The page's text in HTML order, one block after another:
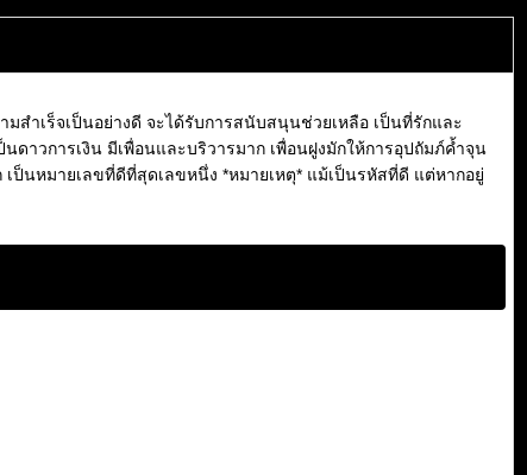
ำเร็จเป็นอย่างดี จะได้รับการสนับสนุนช่วยเหลือ เป็นที่รักและ
าวการเงิน มีเพื่อนและบริวารมาก เพื่อนฝูงมักให้การอุปถัมภ์ค้ำจุน
นหมายเลขที่ดีที่สุดเลขหนึ่ง *หมายเหตุ* แม้เป็นรหัสที่ดี แต่หากอยู่